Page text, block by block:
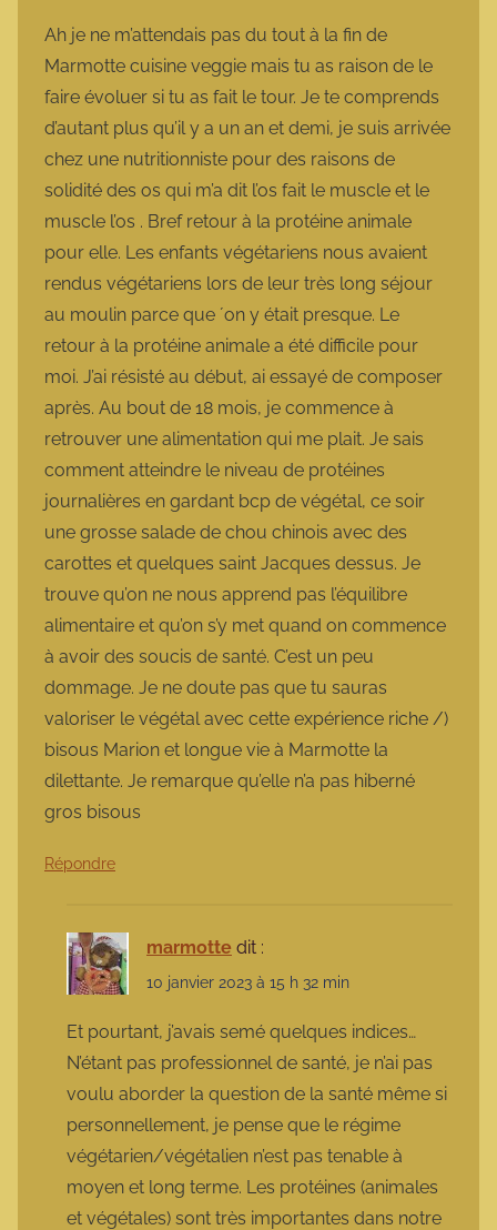
Ah je ne m’attendais pas du tout à la fin de
Marmotte cuisine veggie mais tu as raison de le
faire évoluer si tu as fait le tour. Je te comprends
d’autant plus qu’il y a un an et demi, je suis arrivée
chez une nutritionniste pour des raisons de
solidité des os qui m’a dit l’os fait le muscle et le
muscle l’os . Bref retour à la protéine animale
pour elle. Les enfants végétariens nous avaient
rendus végétariens lors de leur très long séjour
au moulin parce que ´on y était presque. Le
retour à la protéine animale a été difficile pour
moi. J’ai résisté au début, ai essayé de composer
après. Au bout de 18 mois, je commence à
retrouver une alimentation qui me plait. Je sais
comment atteindre le niveau de protéines
journalières en gardant bcp de végétal, ce soir
une grosse salade de chou chinois avec des
carottes et quelques saint Jacques dessus. Je
trouve qu’on ne nous apprend pas l’équilibre
alimentaire et qu’on s’y met quand on commence
à avoir des soucis de santé. C’est un peu
dommage. Je ne doute pas que tu sauras
valoriser le végétal avec cette expérience riche /)
bisous Marion et longue vie à Marmotte la
dilettante. Je remarque qu’elle n’a pas hiberné
gros bisous
Répondre
marmotte dit :
10 janvier 2023 à 15 h 32 min
Et pourtant, j’avais semé quelques indices…
N’étant pas professionnel de santé, je n’ai pas
voulu aborder la question de la santé même si
personnellement, je pense que le régime
végétarien/végétalien n’est pas tenable à
moyen et long terme. Les protéines (animales
et végétales) sont très importantes dans notre